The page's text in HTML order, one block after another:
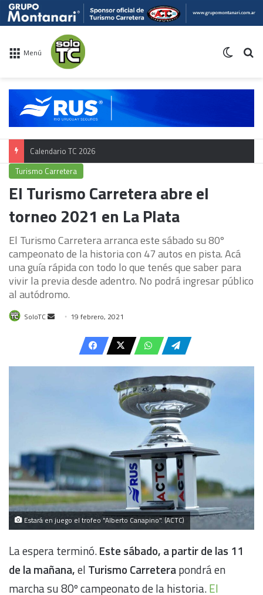
Menú
Turismo Carretera
El Turismo Carretera abre el
torneo 2021 en La Plata
El Turismo Carretera arranca este sábado su 80º
campeonato de la historia con 47 autos en pista. Acá
una guía rápida con todo lo que tenés que saber para
vivir la previa desde adentro. No podrá ingresar público
al autódromo.
SoloTC
Send 19 febrero, 2021
Estará en juego el trofeo "Alberto Canapino". (ACTC)
La espera terminó.Este sábado, a partir de las 11
de la mañana,el Turismo Carreterapondrá en
marcha su 80º campeonato de la historia.El